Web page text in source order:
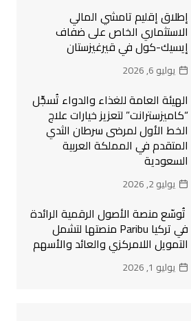
إطلاق إقليم تامشي المالي
الاستثماري الخاص على ضفاف
إيسيك-كول في قيرغيزستان
يوليو 6, 2026
الهيئة العامة للغذاء والدواء تُسجِّل
“كاميزسترانت” لتعزيز خيارات علاج
الخط الأول لمرضى سرطان الثدي
المتقدم في المملكة العربية
السعودية
يوليو 2, 2026
تُوسّع منصة الأصول الرقمية الرائدة
في تركيا Paribu منصتها لتشمل
التمويل اللامركزي والعائد والأسهم
يوليو 1, 2026